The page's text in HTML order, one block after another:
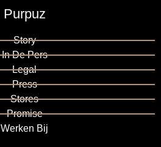
Purpuz
Story
In De Pers
Legal
Press
Stores
Promise
Werken Bij